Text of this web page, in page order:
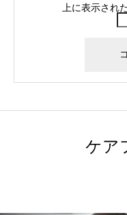
上に表示され
ケア